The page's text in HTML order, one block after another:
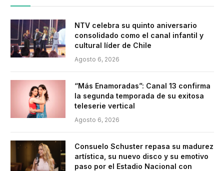
NTV celebra su quinto aniversario
consolidado como el canal infantil y
cultural líder de Chile
Agosto 6, 2026
“Más Enamoradas”: Canal 13 confirma
la segunda temporada de su exitosa
teleserie vertical
Agosto 6, 2026
Consuelo Schuster repasa su madurez
artística, su nuevo disco y su emotivo
paso por el Estadio Nacional con